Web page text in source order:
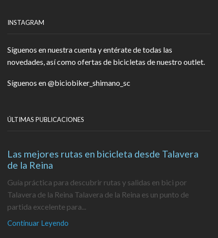
INSTAGRAM
Síguenos en nuestra cuenta y entérate de todas las
novedades, así como ofertas de bicicletas de nuestro outlet.
Síguenos en@biciobiker_shimano_sc
ÚLTIMAS PUBLICACIONES
Las mejores rutas en bicicleta desde Talavera
de la Reina
Guía práctica para descubrir rutas y salidas en bici por
Talavera de la Reina Talavera de la Reina es un punto de
partida excelente para...
Continuar Leyendo